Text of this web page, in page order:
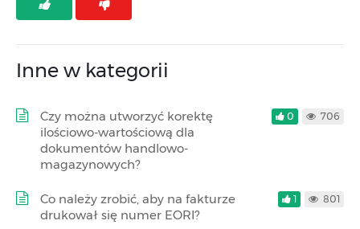
Inne w kategorii
Czy można utworzyć korektę
ilościowo-wartościową dla
dokumentów handlowo-
magazynowych?
0 706
Co należy zrobić, aby na fakturze
drukował się numer EORI?
1 801